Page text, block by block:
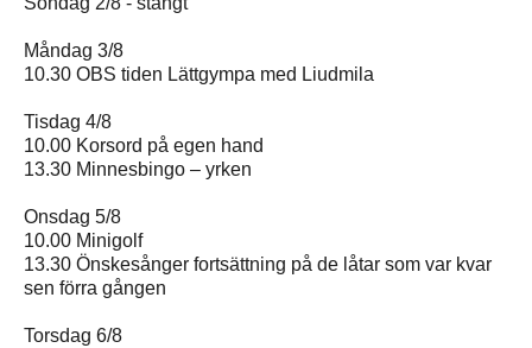
Måndag 3/8
10.30 OBS tiden Lättgympa med Liudmila
Tisdag 4/8
10.00 Korsord på egen hand
13.30 Minnesbingo – yrken
Onsdag 5/8
10.00 Minigolf
13.30 Önskesånger fortsättning på de låtar som var kvar
sen förra gången
Torsdag 6/8